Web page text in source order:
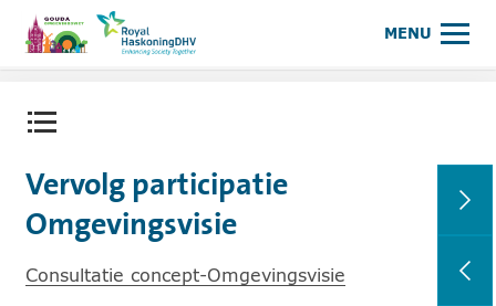
Omgevingsvisie Gouda
Meer op MENU
Vervolg participatie
Omgevingsvisie
Consultatie concept-Omgevingsvisie